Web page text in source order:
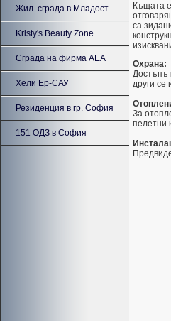
Жил. сграда в Младост
Kristy's Beauty Zone
Сграда на фирма AEA
Хели Ер-САУ
Резиденция в гр. София
151 ОДЗ в София
Къщата
са
Охрана:
други се
За
пелетни